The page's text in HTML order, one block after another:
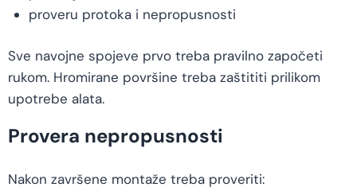
proveru protoka i nepropusnosti
Sve navojne spojeve prvo treba pravilno započeti
rukom. Hromirane površine treba zaštititi prilikom
upotrebe alata.
Provera nepropusnosti
Nakon završene montaže treba proveriti: